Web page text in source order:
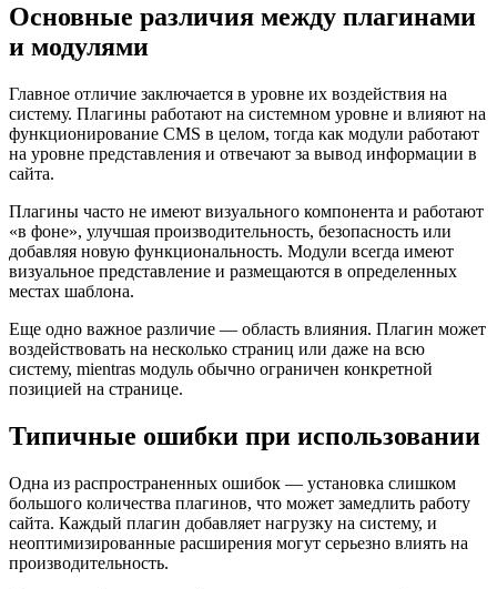
Основные различия между плагинами
и модулями
Главное отличие заключается в уровне их воздействия на
систему. Плагины работают на системном уровне и влияют на
функционирование CMS в целом, тогда как модули работают
на уровне представления и отвечают за вывод информации в
сайта.
Плагины часто не имеют визуального компонента и работают
«в фоне», улучшая производительность, безопасность или
добавляя новую функциональность. Модули всегда имеют
визуальное представление и размещаются в определенных
местах шаблона.
Еще одно важное различие — область влияния. Плагин может
воздействовать на несколько страниц или даже на всю
систему, mientras модуль обычно ограничен конкретной
позицией на странице.
Типичные ошибки при использовании
Одна из распространенных ошибок — установка слишком
большого количества плагинов, что может замедлить работу
сайта. Каждый плагин добавляет нагрузку на систему, и
неоптимизированные расширения могут серьезно влиять на
производительность.